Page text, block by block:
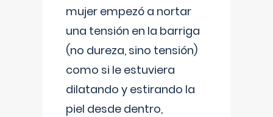
mujer empezó a nortar
una tensión en la barriga
(no dureza, sino tensión)
como si le estuviera
dilatando y estirando la
piel desde dentro,